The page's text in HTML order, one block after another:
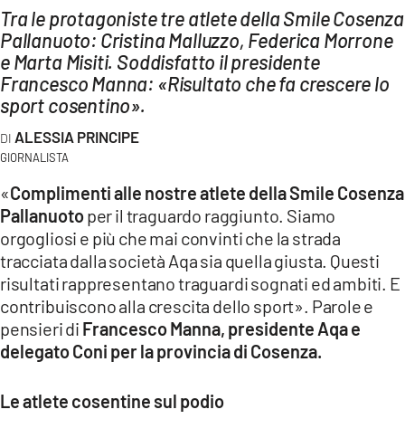
LaC
Network
LACPLAY.IT
LACTV.IT
LACONAIR.IT
ILREGGINO.IT
COSENZACHANNEL.IT
ILVIBONESE.IT
CATANZAROCHANNEL.IT
LACAPITALENEWS.IT
App
Tra le protagoniste tre atlete della Smile Cosenza
Pallanuoto: Cristina Malluzzo, Federica Morrone
e Marta Misiti. Soddisfatto il presidente
Francesco Manna: «Risultato che fa crescere lo
sport cosentino».
ALESSIA PRINCIPE
GIORNALISTA
«Complimenti alle nostre atlete della Smile Cosenza
Pallanuotoper il traguardo raggiunto. Siamo
orgogliosi e più che mai convinti che la strada
tracciata dalla società Aqa sia quella giusta. Questi
risultati rappresentano traguardi sognati ed ambiti. E
contribuiscono alla crescita dello sport». Parole e
pensieri di Francesco Manna, presidente Aqa e
delegato Coni per la provincia di Cosenza.
Le atlete cosentine sul podio